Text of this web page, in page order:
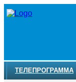
ТЕЛЕПРОГРАММА